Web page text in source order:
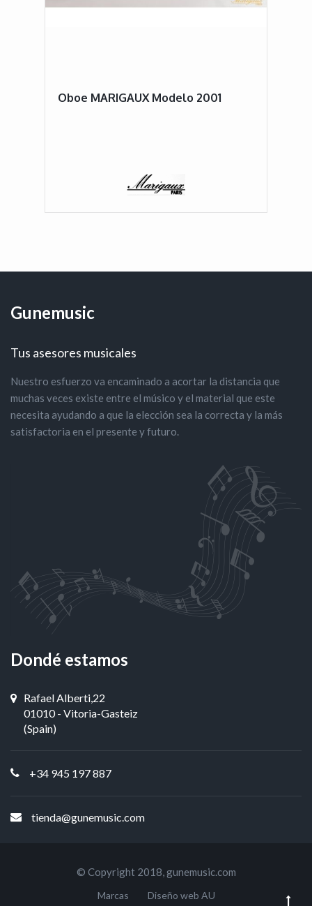
Oboe MARIGAUX Modelo 2001
Gunemusic
Tus asesores musicales
Nuestro esfuerzo va encaminado a acortar la distancia que
muchas veces existe entre el músico y el material que este
necesita ayudando a que la elección sea la correcta y la más
satisfactoria en el presente y futuro.
Dondé estamos
Rafael Alberti,22
01010 - Vitoria-Gasteiz
(Spain)
+34 945 197 887
tienda@gunemusic.com
© Copyright 2018,gunemusic.com
Marcas Diseño web AU